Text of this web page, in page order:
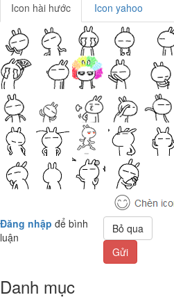
Icon hài hước Icon yahoo
Đăng nhập để bình
luận
Bỏ qua
Gửi
Danh mục